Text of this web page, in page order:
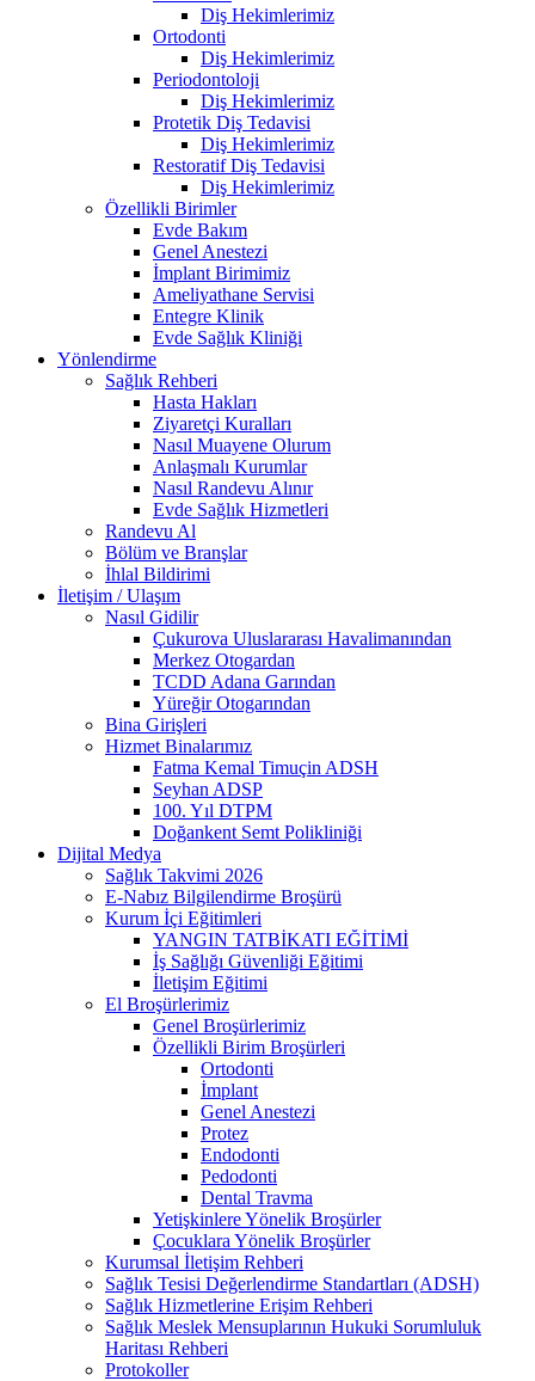
Diş Hekimlerimiz
Ortodonti
Diş Hekimlerimiz
Periodontoloji
Diş Hekimlerimiz
Protetik Diş Tedavisi
Diş Hekimlerimiz
Restoratif Diş Tedavisi
Diş Hekimlerimiz
Özellikli Birimler
Evde Bakım
Genel Anestezi
İmplant Birimimiz
Ameliyathane Servisi
Entegre Klinik
Evde Sağlık Kliniği
Yönlendirme
Sağlık Rehberi
Hasta Hakları
Ziyaretçi Kuralları
Nasıl Muayene Olurum
Anlaşmalı Kurumlar
Nasıl Randevu Alınır
Evde Sağlık Hizmetleri
Randevu Al
Bölüm ve Branşlar
İhlal Bildirimi
İletişim / Ulaşım
Nasıl Gidilir
Çukurova Uluslararası Havalimanından
Merkez Otogardan
TCDD Adana Garından
Yüreğir Otogarından
Bina Girişleri
Hizmet Binalarımız
Fatma Kemal Timuçin ADSH
Seyhan ADSP
100. Yıl DTPM
Doğankent Semt Polikliniği
Dijital Medya
Sağlık Takvimi 2026
E-Nabız Bilgilendirme Broşürü
Kurum İçi Eğitimleri
YANGIN TATBİKATI EĞİTİMİ
İş Sağlığı Güvenliği Eğitimi
İletişim Eğitimi
El Broşürlerimiz
Genel Broşürlerimiz
Özellikli Birim Broşürleri
Ortodonti
İmplant
Genel Anestezi
Protez
Endodonti
Pedodonti
Dental Travma
Yetişkinlere Yönelik Broşürler
Çocuklara Yönelik Broşürler
Kurumsal İletişim Rehberi
Sağlık Tesisi Değerlendirme Standartları (ADSH)
Sağlık Hizmetlerine Erişim Rehberi
Sağlık Meslek Mensuplarının Hukuki Sorumluluk
Haritası Rehberi
Protokoller